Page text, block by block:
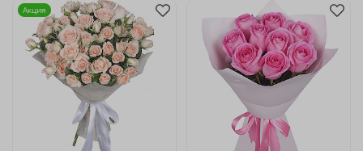
Акция